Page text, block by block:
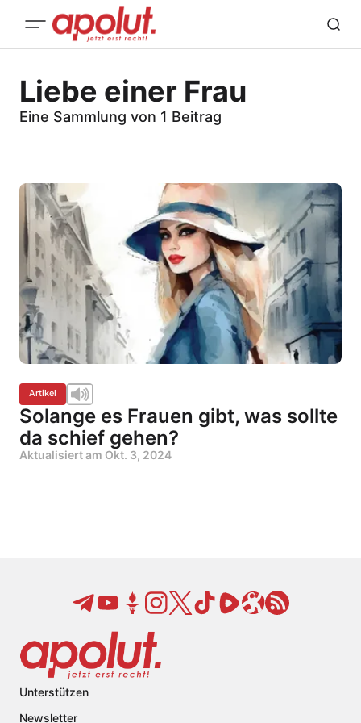
Liebe einer Frau
Eine Sammlung von 1 Beitrag
Artikel
Solange es Frauen gibt, was sollte
da schief gehen?
Aktualisiert am Okt. 3, 2024
Unterstützen
Newsletter